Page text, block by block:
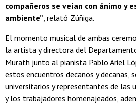
compañeros se veían con ánimo y
ambiente”, relató Zúñiga.
El momento musical de ambas
la artista y directora del
Murath junto al pianista Pablo Ariel
estos encuentros decanos y decanas,
universitarios y representantes de las
y los trabajadores homenajeados,